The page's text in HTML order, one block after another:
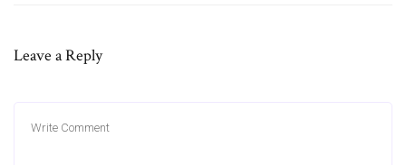
Leave a Reply